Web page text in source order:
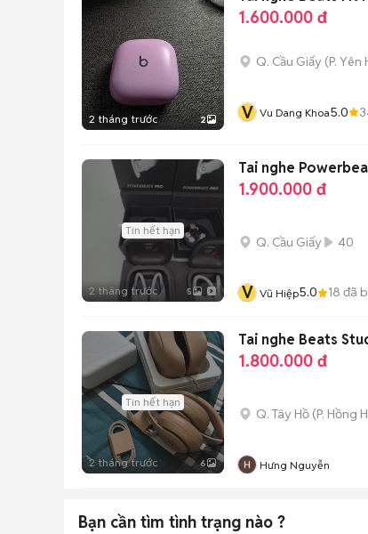
2 tháng trước 2
1.600.000 đ
Q. Cầu Giấy (P. Yên
V Vu Dang Khoa5.0
Tin hết hạn
2 tháng trước 5
Tai nghe
1.900.000 đ
Q. Cầu Giấy 40
V Vũ Hiệp5.0 18 đã
Tin hết hạn
2 tháng trước 6
Tai nghe Beats
1.800.000 đ
Q. Tây Hồ (P. Hồng
Hưng Nguyễn
Bạn cần tìm tình trạng nào ?